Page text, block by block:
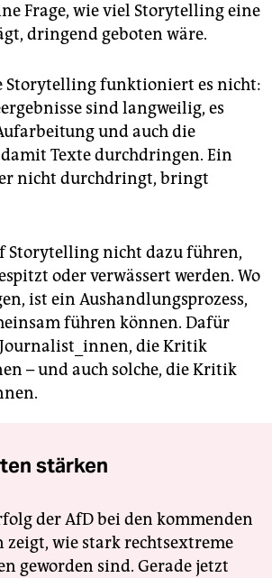
Frage, wie viel Storytelling eine
dringend geboten wäre.
Storytelling funktioniert es nicht:
sind langweilig, es
und auch die
Texte durchdringen. Ein
nicht durchdringt, bringt
Storytelling nicht dazu führen,
oder verwässert werden. Wo
ist ein Aushandlungsprozess,
führen können. Dafür
die Kritik
– und auch solche, die Kritik
stärken
der AfD bei den kommenden
zeigt, wie stark rechtsextreme
geworden sind. Gerade jetzt